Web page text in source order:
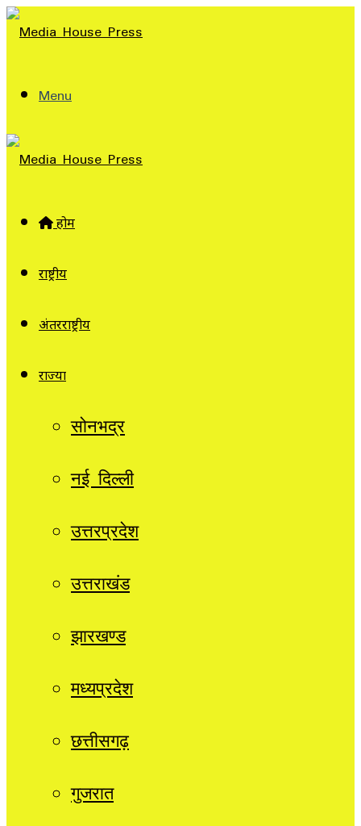
Menu
होम
राष्ट्रीय
अंतरराष्ट्रीय
राज्यों
सोनभद्र
नई दिल्ली
उत्तरप्रदेश
उत्तराखंड
झारखण्ड
मध्यप्रदेश
छत्तीसगढ़
गुजरात